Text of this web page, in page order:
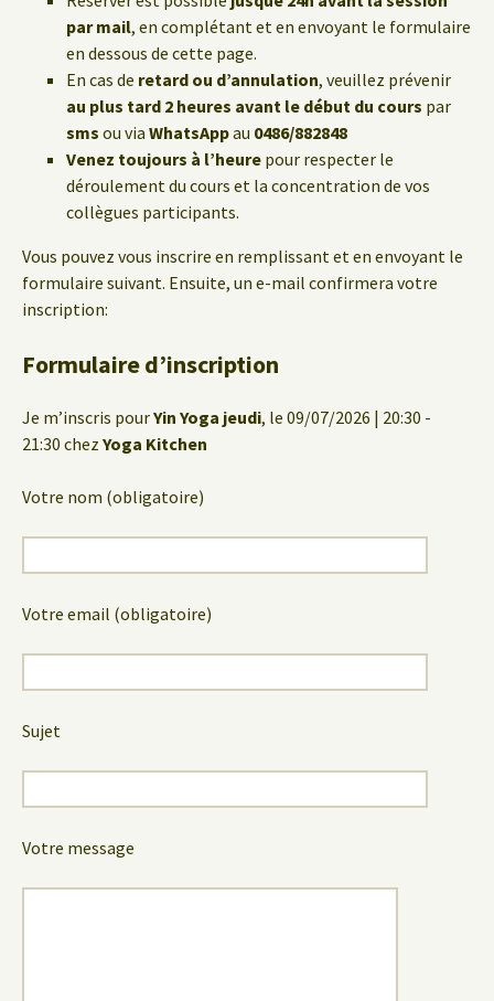
par mail, en complétant et en envoyant le formulaire
en dessous de cette page.
En cas de retard ou d’annulation, veuillez prévenir
au plus tard 2 heures avant le début du cours par
sms ou via WhatsAppau 0486/882848
Venez toujours à l’heure pour respecter le
déroulement du cours et la concentration de vos
collègues participants.
Vous pouvez vous inscrire en remplissant et en envoyant le
formulaire suivant. Ensuite, un e-mail confirmera votre
inscription:
Formulaire d’inscription
Je m’inscris pourYin Yoga jeudi, le 09/07/2026 | 20:30 -
21:30 chez Yoga Kitchen
Votre nom (obligatoire)
Votre email (obligatoire)
Sujet
Votre message